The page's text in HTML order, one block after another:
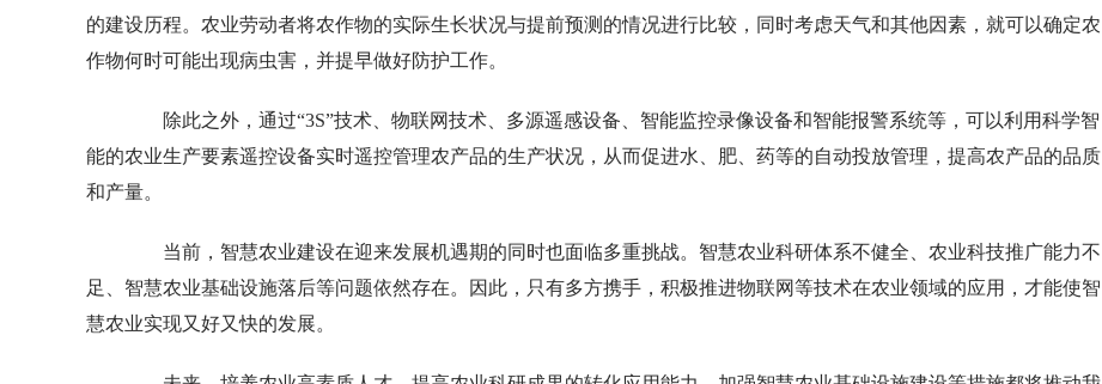
的建设历程。农业劳动者将农作物的实际生长状况与提前预测的情况进行比较，同时考虑天气和其他因素，就可以确定农
作物何时可能出现病虫害，并提早做好防护工作。
除此之外，通过“3S”技术、物联网技术、多源遥感设备、智能监控录像设备和智能报警系统等，可以利用科学智
能的农业生产要素遥控设备实时遥控管理农产品的生产状况，从而促进水、肥、药等的自动投放管理，提高农产品的品质
和产量。
当前，智慧农业建设在迎来发展机遇期的同时也面临多重挑战。智慧农业科研体系不健全、农业科技推广能力不
足、智慧农业基础设施落后等问题依然存在。因此，只有多方携手，积极推进物联网等技术在农业领域的应用，才能使智
慧农业实现又好又快的发展。